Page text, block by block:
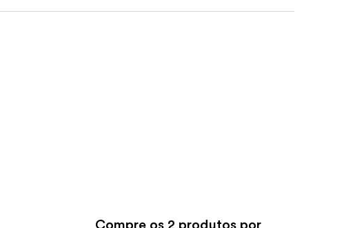
Compre os 2 produtos por